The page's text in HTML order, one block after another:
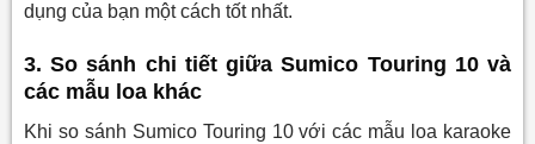
dụng của bạn một cách tốt nhất.
3. So sánh chi tiết giữa Sumico Touring 10 và
các mẫu loa khác
Khi so sánh Sumico Touring 10 với các mẫu loa karaoke